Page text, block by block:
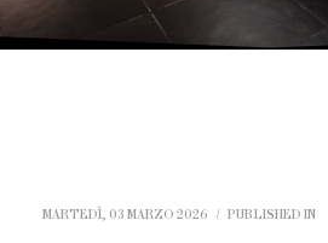
MARTEDÌ, 03 MARZO 2026 / PUBLISHED IN